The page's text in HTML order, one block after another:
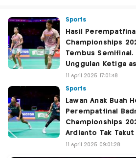
Sports
Hasil
Championships
Tembus Semifinal,
Unggulan Ketiga
11 April 2025 17:01:48
Sports
Lawan Anak Buah
Perempatfinal
Championships
Ardianto Tak Takut
11 April 2025 09:01:28